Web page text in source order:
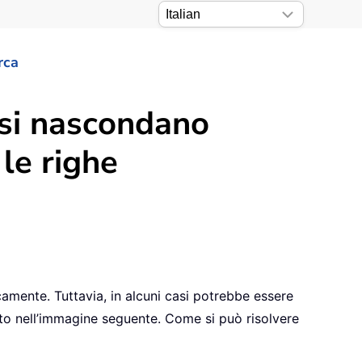
nascondano
righe
Tuttavia, in alcuni casi potrebbe essere
nell’immagine seguente. Come si può risolvere